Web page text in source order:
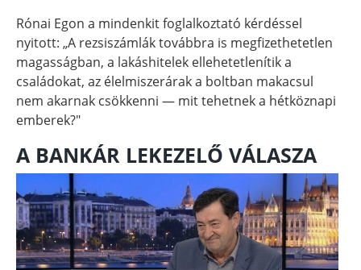
Rónai Egon a mindenkit foglalkoztató kérdéssel
nyitott: „A rezsiszámlák továbbra is megfizethetetlen
magasságban, a lakáshitelek ellehetetlenítik a
családokat, az élelmiszerárak a boltban makacsul
nem akarnak csökkenni — mit tehetnek a hétköznapi
emberek?"
A BANKÁR LEKEZELŐ VÁLASZA